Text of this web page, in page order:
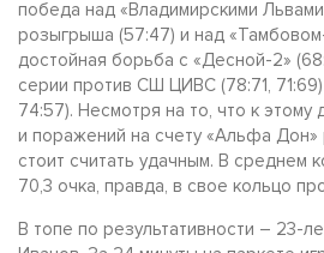
победа над «Владимирскими
розыгрыша (57:47) и над
достойная борьба с «Десной-2»
серии против СШ ЦИВС (78:71,
74:57). Несмотря на то, что к
и поражений на счету «Альфа
стоит считать удачным. В среднем
70,3 очка, правда, в свое кольцо
В топе по результативности – 23-